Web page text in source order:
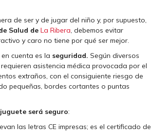
de ser y de jugar del niño y, por supuesto,
Salud de La Ribera, debemos evitar
y caro no tiene por qué ser mejor.
cuenta es la seguridad. Según diversos
asistencia médica provocada por el
extraños, con el consiguiente riesgo de
pequeñas, bordes cortantes o puntas
será seguro:
las letras CE impresas; es el certificado de